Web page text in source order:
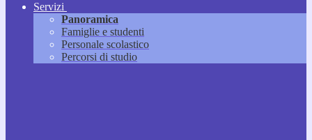
Servizi
Panoramica
Famiglie e studenti
Personale scolastico
Percorsi di studio